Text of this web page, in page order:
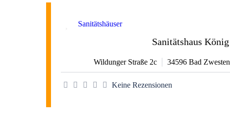
Favorit
Sanitätshäuser
Sanitätshaus König
Wildunger Straße 2c 34596 Bad Zwesten
Keine Rezensionen